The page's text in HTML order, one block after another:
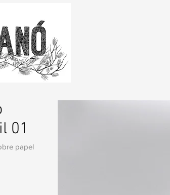
01
papel